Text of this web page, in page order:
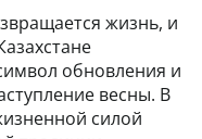
жизнь, и
обновления и
весны. В
силой